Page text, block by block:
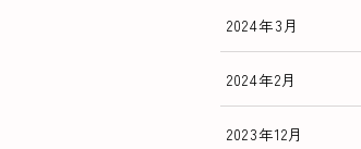
2024年3月
2024年2月
2023年12月